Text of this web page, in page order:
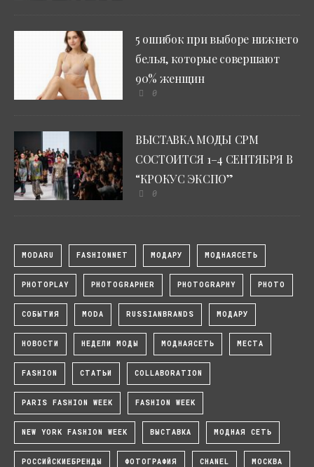
5 ошибок при выборе нижнего
белья, которые совершают
90% женщин
0
ВЫСТАВКА МОДЫ CPM
СОСТОИТСЯ 1–4 СЕНТЯБРЯ В
“КРОКУС ЭКСПО”
0
MODARU FASHIONNET МОДАРУ МОДНАЯСЕТЬ
PHOTOPLAY PHOTOGRAPHER PHOTOGRAPHY PHOTO
СОБЫТИЯ MODA RUSSIANBRANDS МОДАРУ
НОВОСТИ НЕДЕЛИ МОДЫ МОДНАЯСЕТЬ МЕСТА
FASHION СТАТЬИ COLLABORATION
PARIS FASHION WEEK FASHION WEEK
NEW YORK FASHION WEEK ВЫСТАВКА МОДНАЯ СЕТЬ
РОССИЙСКИЕБРЕНДЫ ФОТОГРАФИЯ CHANEL МОСКВА